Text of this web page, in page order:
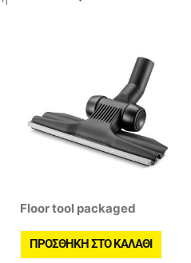
Floor tool packaged
ΠΡΟΣΘΉΚΗ ΣΤΟ ΚΑΛΆΘΙ